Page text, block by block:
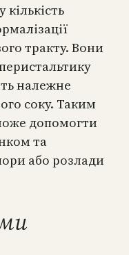
тракту. Вони
належне
соку. Таким
допомогти
та
або розлади